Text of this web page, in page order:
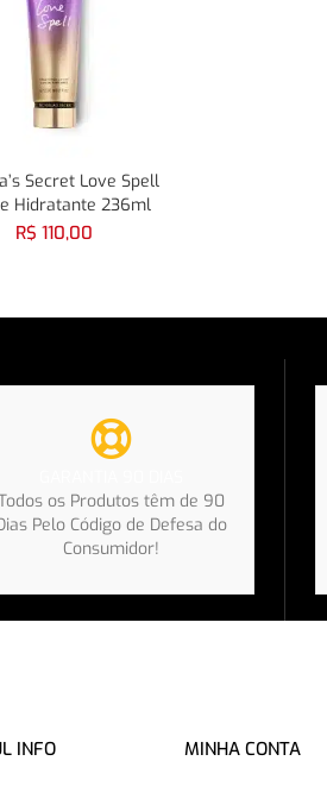
Secret Love Spell
Hidratante 236ml
R$ 110,00
os Produtos têm de 90
Pelo Código de Defesa do
Consumidor!
INFO MINHA CONTA